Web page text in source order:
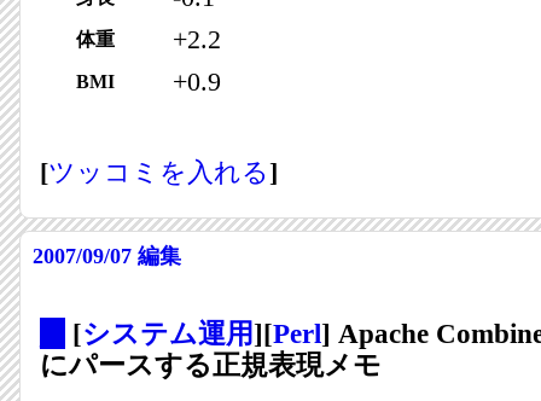
体重 +2.2
BMI +0.9
[ツッコミを入れる]
2007/09/07 編集
[システム運用][Perl] Apache
にパースする正規表現メモ